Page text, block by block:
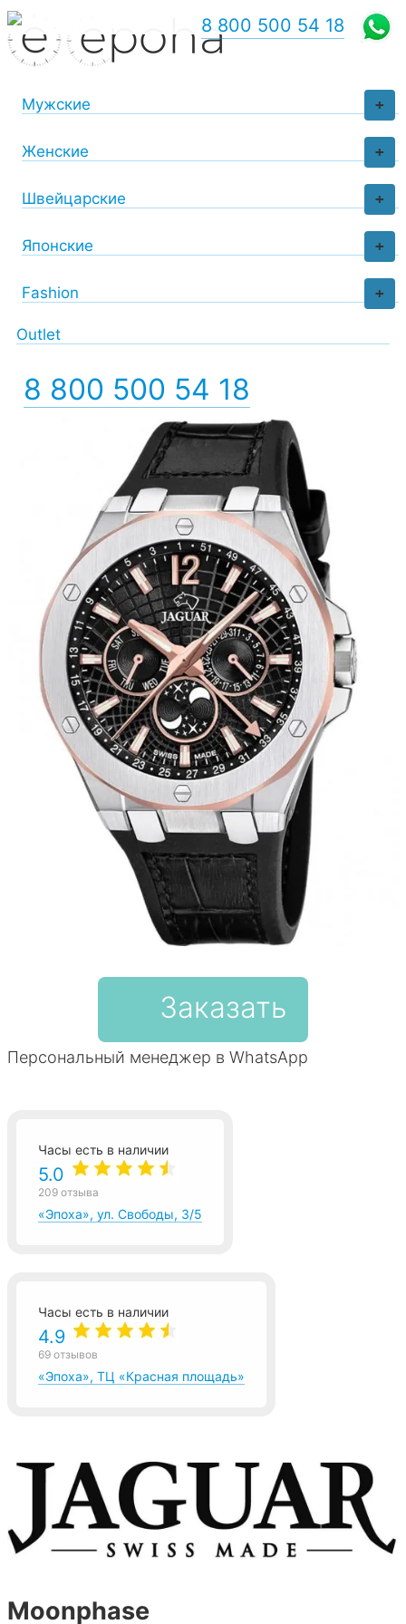
+
Мужские
+
Женские
+
Швейцарские
+
Японские
+
Fashion
Outlet
8 800 500 54 18
8 800 500 54 18
Заказать
Персональный менеджер в WhatsApp
Часы есть в наличии
5.0
209 отзыва
«Эпоха», ул. Свободы, 3/5
Часы есть в наличии
4.9
69 отзывов
«Эпоха», ТЦ «Красная площадь»
Moonphase